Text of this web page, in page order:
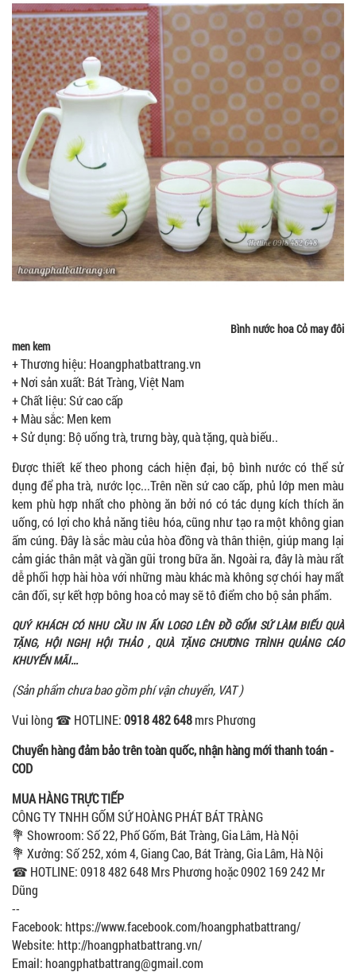
Bình nước hoa Cỏ may đôi
men kem
+ Thương hiệu: Hoangphatbattrang.vn
+ Nơi sản xuất: Bát Tràng, Việt Nam
+ Chất liệu: Sứ cao cấp
+ Màu sắc: Men kem
+ Sử dụng: Bộ uống trà, trưng bày, quà tặng, quà biếu..
Được thiết kế theo phong cách hiện đại, bộ bình nước có thể sử
dụng để pha trà, nước lọc...Trên nền sứ cao cấp, phủ lớp men màu
kem phù hợp nhất cho phòng ăn bởi nó có tác dụng kích thích ăn
uống, có lợi cho khả năng tiêu hóa, cũng như tạo ra một không gian
ấm cúng. Đây là sắc màu của hòa đồng và thân thiện, giúp mang lại
cảm giác thân mật và gần gũi trong bữa ăn. Ngoài ra, đây là màu rất
dễ phối hợp hài hòa với những màu khác mà không sợ chói hay mất
cân đối, sự kết hợp bông hoa cỏ may sẽ tô điểm cho bộ sản phẩm.
QUÝ KHÁCH CÓ NHU CẦU IN ẤN LOGO LÊN ĐỒ GỐM SỨ LÀM BIẾU QUÀ
TẶNG, HỘI NGHỊ HỘI THẢO , QUÀ TẶNG CHƯƠNG TRÌNH QUẢNG CÁO
KHUYẾN MÃI...
(Sản phẩm chưa bao gồm phí vận chuyển, VAT )
Vui lòng ☎ HOTLINE:0918 482 648mrs Phương
Chuyển hàng đảm bảo trên toàn quốc, nhận hàng mới thanh toán -
COD
MUA HÀNG TRỰC TIẾP
CÔNG TY TNHH GỐM SỨ HOÀNG PHÁT BÁT TRÀNG
💐 Showroom: Số 22, Phố Gốm, Bát Tràng, Gia Lâm, Hà Nội
💐 Xưởng: Số 252, xóm 4, Giang Cao, Bát Tràng, Gia Lâm, Hà Nội
☎ HOTLINE: 0918 482 648 Mrs Phương hoặc 0902 169 242 Mr
Dũng
--
Facebook: https://www.facebook.com/hoangphatbattrang/
Website: http://hoangphatbattrang.vn/
Email: hoangphatbattrang@gmail.com